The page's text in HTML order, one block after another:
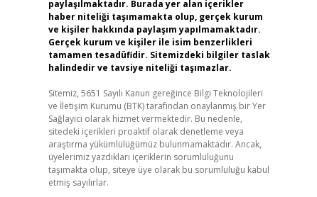
paylaşılmaktadır. Burada yer alan içerikler
haber niteliği taşımamakta olup, gerçek kurum
ve kişiler hakkında paylaşım yapılmamaktadır.
Gerçek kurum ve kişiler ile isim benzerlikleri
tamamen tesadüfidir. Sitemizdeki bilgiler taslak
halindedir ve tavsiye niteliği taşımazlar.
Sitemiz, 5651 Sayılı Kanun gereğince Bilgi Teknolojileri
ve İletişim Kurumu (BTK) tarafından onaylanmış bir Yer
Sağlayıcı olarak hizmet vermektedir. Bu nedenle,
sitedeki içerikleri proaktif olarak denetleme veya
araştırma yükümlülüğümüz bulunmamaktadır. Ancak,
üyelerimiz yazdıkları içeriklerin sorumluluğunu
taşımakta olup, siteye üye olarak bu sorumluluğu kabul
etmiş sayılırlar.